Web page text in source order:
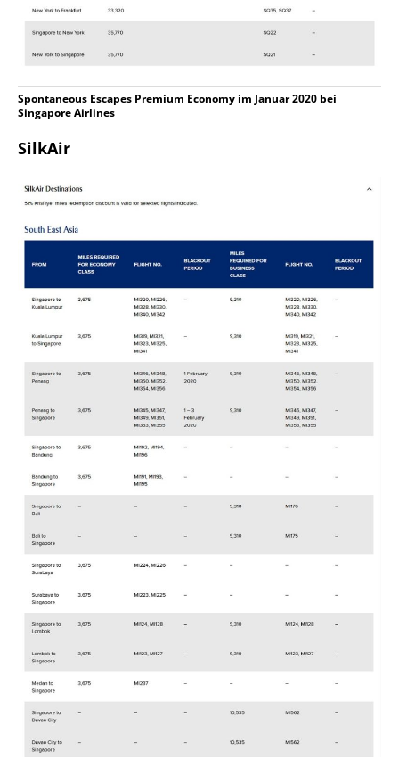
Spontaneous Escapes Premium Economy im Januar 2020 bei
Singapore Airlines
SilkAir